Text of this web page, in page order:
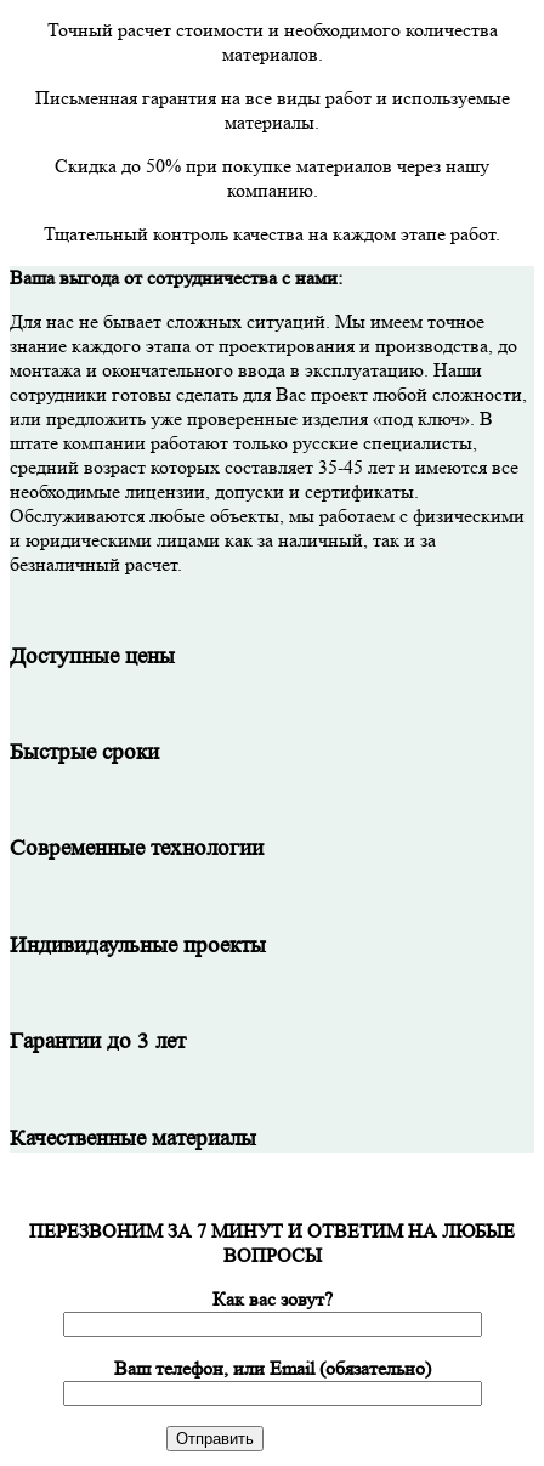
Точный расчет стоимости и необходимого количества
материалов.
Письменная гарантия на все виды работ и используемые
материалы.
Скидка до 50% при покупке материалов через нашу
компанию.
Тщательный контроль качества на каждом этапе работ.
Ваша выгода от сотрудничества с нами:
Для нас не бывает сложных ситуаций. Мы имеем точное
знание каждого этапа от проектирования и производства, до
монтажа и окончательного ввода в эксплуатацию. Наши
сотрудники готовы сделать для Вас проект любой сложности,
или предложить уже проверенные изделия «под ключ». В
штате компании работают только русские специалисты,
средний возраст которых составляет 35-45 лет и имеются все
необходимые лицензии, допуски и сертификаты.
Обслуживаются любые объекты, мы работаем с физическими
и юридическими лицами как за наличный, так и за
безналичный расчет.
Доступные цены
Быстрые сроки
Современные технологии
Индивидаульные проекты
Гарантии до 3 лет
Качественные материалы
ПЕРЕЗВОНИМ ЗА 7 МИНУТ И ОТВЕТИМ НА ЛЮБЫЕ
ВОПРОСЫ
Как вас зовут?
Ваш телефон, или Email (обязательно)